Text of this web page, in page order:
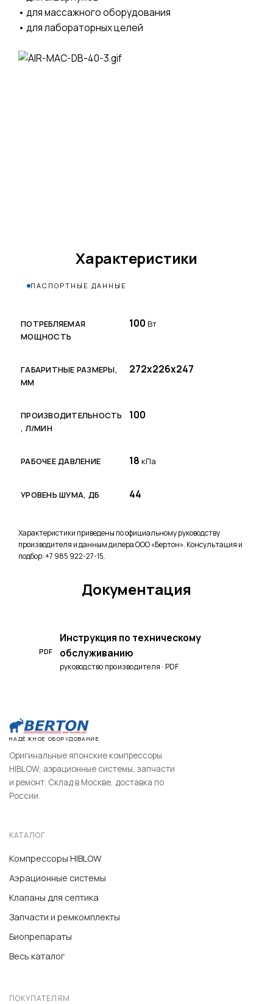
• для массажного оборудования
• для лабораторных целей
Характеристики
ПАСПОРТНЫЕ ДАННЫЕ
ПОТРЕБЛЯЕМАЯ
МОЩНОСТЬ
100 Вт
ГАБАРИТНЫЕ РАЗМЕРЫ,
ММ
272х226х247
ПРОИЗВОДИТЕЛЬНОСТЬ
, Л/МИН
100
РАБОЧЕЕ ДАВЛЕНИЕ 18 кПа
УРОВЕНЬ ШУМА, ДБ 44
Характеристики приведены по официальному руководству
производителя и данным дилера ООО «Бертон». Консультация и
подбор: +7 985 922-27-15.
Документация
PDF
Инструкция по техническому
обслуживанию
руководство производителя · PDF
НАДЁЖНОЕ ОБОРУДОВАНИЕ
Оригинальные японские компрессоры
HIBLOW, аэрационные системы, запчасти
и ремонт. Склад в Москве, доставка по
России.
КАТАЛОГ
Компрессоры HIBLOW
Аэрационные системы
Клапаны для септика
Запчасти и ремкомплекты
Биопрепараты
Весь каталог
ПОКУПАТЕЛЯМ